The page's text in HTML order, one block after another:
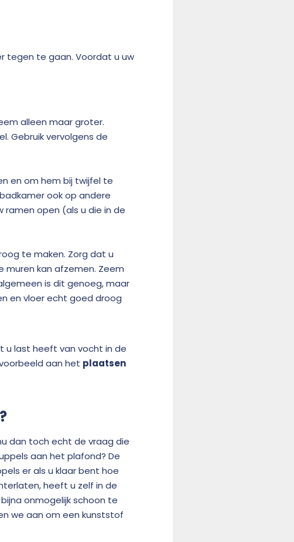
tegen te gaan. Voordat u uw
alleen maar groter.
Gebruik vervolgens de
en om hem bij twijfel te
ook op andere
open (als u die in de
te maken. Zorg dat u
muren kan afzemen. Zeem
is dit genoeg, maar
en vloer echt goed droog
u last heeft van vocht in de
aan het plaatsen
dan toch echt de vraag die
aan het plafond? De
er als u klaar bent hoe
heeft u zelf in de
onmogelijk schoon te
we aan om een kunststof